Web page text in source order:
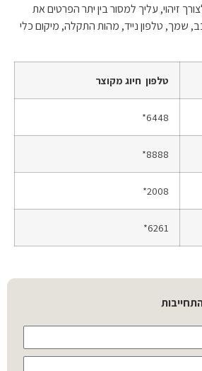
זיהוי, עליך למסור בין יתר הפרטים את
שמך, טלפון נייד, מהות התקלה, מיקום כלי
טלפון חיוג מקוצר
6448*
8888*
2008*
6261*